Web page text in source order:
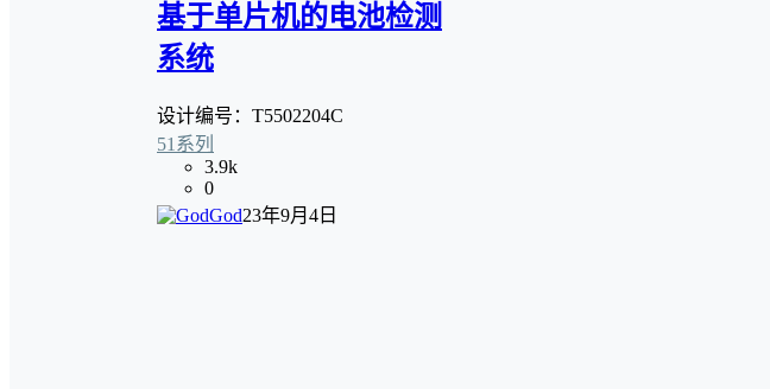
基于单片机的电池检测
系统
设计编号：T5502204C
51系列
3.9k
0
God23年9月4日